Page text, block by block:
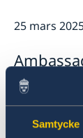
Samtycke
Svenska
25 mars
den 31
på grund
27